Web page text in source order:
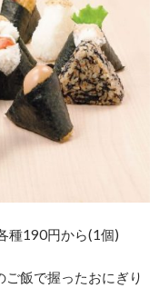
種190円から(1個)
飯で握ったおにぎり